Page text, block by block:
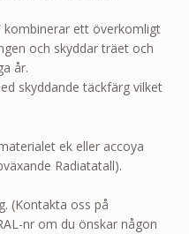
kombinerar ett överkomligt
och skyddar träet och
år.
skyddande täckfärg vilket
ek eller accoya
Radiatatall).
(Kontakta oss på
nr om du önskar någon